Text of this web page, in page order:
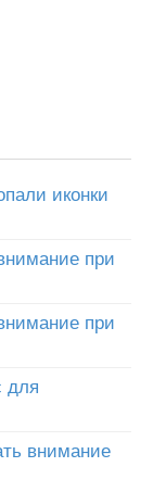
иконки
при
при
для
внимание